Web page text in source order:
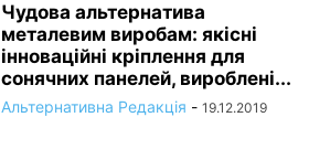
Чудова альтернатива
металевим виробам: якісні
інноваційні кріплення для
сонячних панелей, вироблені...
Альтернативна Редакція - 19.12.2019